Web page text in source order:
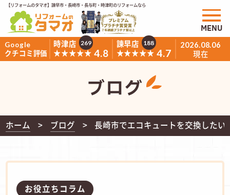
【リフォームのタマオ】諫早市・長崎市・長与町・時津町のリフォームなら
Google
クチコミ評価
時津店
★★★★★ 4.8
269
諫早店
★★★★★ 4.7
188 2026.08.06
現在
MENU
ブログ
ホーム ブログ 長崎市でエコキュートを交換した
お役立ちコラム